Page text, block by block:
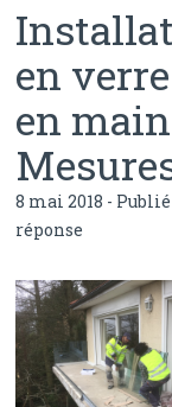
k
en
en
8 mai 2018 -
réponse